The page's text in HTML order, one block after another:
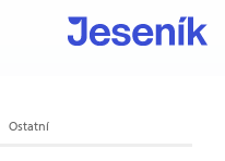
Ostatní